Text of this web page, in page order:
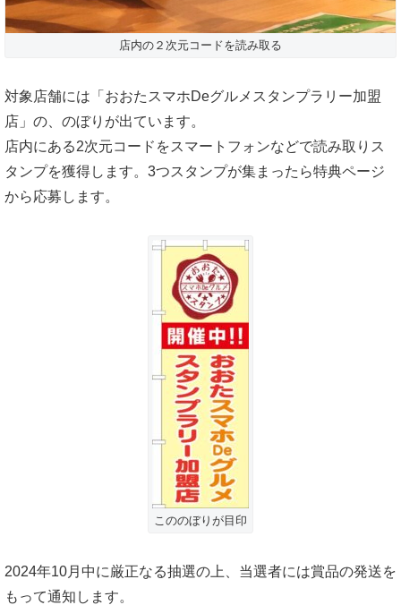
店内の２次元コードを読み取る
対象店舗には「おおたスマホDeグルメスタンプラリー加盟
店」の、のぼりが出ています。
店内にある2次元コードをスマートフォンなどで読み取りス
タンプを獲得します。3つスタンプが集まったら特典ページ
から応募します。
こののぼりが目印
2024年10月中に厳正なる抽選の上、当選者には賞品の発送を
もって通知します。